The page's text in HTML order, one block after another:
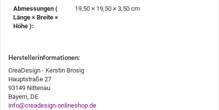
Abmessungen (
Länge × Breite ×
Höhe )‍:
19,50 × 19,50 × 3,50 cm
Herstellerinformationen:
CreaDesign - Kerstin Brosig
Hauptstraße 27
93149 Nittenau
Bayern, DE
info@creadesign-onlineshop.de